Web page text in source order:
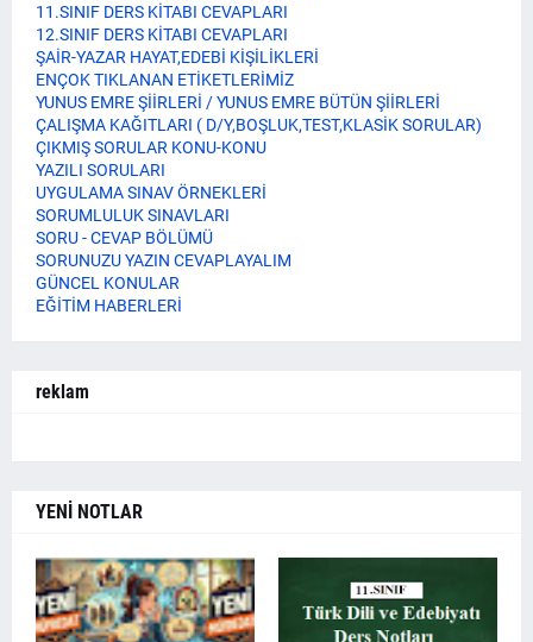
11.SINIF DERS KİTABI CEVAPLARI
12.SINIF DERS KİTABI CEVAPLARI
ŞAİR-YAZAR HAYAT,EDEBİ KİŞİLİKLERİ
ENÇOK TIKLANAN ETİKETLERİMİZ
YUNUS EMRE ŞİİRLERİ / YUNUS EMRE BÜTÜN ŞİİRLERİ
ÇALIŞMA KAĞITLARI ( D/Y,BOŞLUK,TEST,KLASİK SORULAR)
ÇIKMIŞ SORULAR KONU-KONU
YAZILI SORULARI
UYGULAMA SINAV ÖRNEKLERİ
SORUMLULUK SINAVLARI
SORU - CEVAP BÖLÜMÜ
SORUNUZU YAZIN CEVAPLAYALIM
GÜNCEL KONULAR
EĞİTİM HABERLERİ
reklam
YENİ NOTLAR